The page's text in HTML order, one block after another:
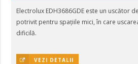
Electrolux EDH3686GDE este un uscător
potrivit pentru spațiile mici, în care
dificilă.
VEZI DETALII